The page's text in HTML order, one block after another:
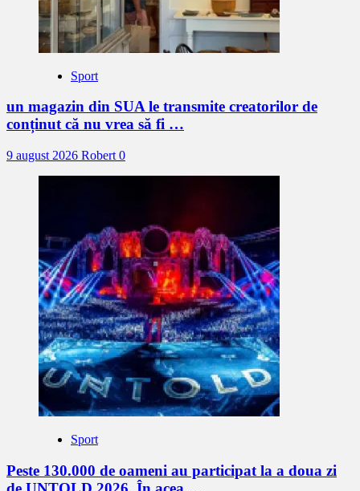
Sport
un magazin din SUA le transmite creatorilor de
conținut că nu vrea să fi …
9 august 2026 Robert 0
Sport
Peste 130.000 de oameni au participat la a doua zi